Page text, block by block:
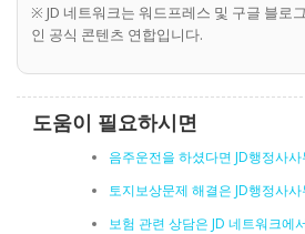
※ JD 네트워크는 워드프레스 및 구글 블로
인 공식 콘텐츠 연합입니다.
도움이 필요하시면
음주운전을 하셨다면 JD행정사
토지보상문제 해결은 JD행정사
보험 관련 상담은 JD 네트워크에